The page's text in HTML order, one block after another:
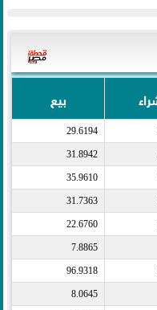
بيع
29.6194
31.8942
35.9610
31.7363
22.6760
7.8865
96.9318
8.0645